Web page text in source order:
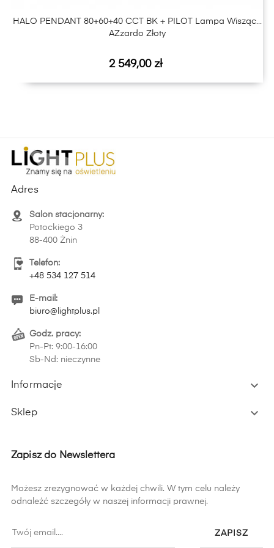
HALO PENDANT 80+60+40 CCT BK + PILOT Lampa Wisząca
AZzardo Złoty
Cena
2 549,00 zł
Adres
Salon stacjonarny:
Potockiego 3
88-400 Żnin
Telefon:
+48 534 127 514
E-mail:
biuro@lightplus.pl
Godz. pracy:
Pn-Pt: 9:00-16:00
Sb-Nd: nieczynne
Informacje 
Sklep 
Zapisz do Newslettera
Możesz zrezygnować w każdej chwili. W tym celu należy
odnaleźć szczegóły w naszej informacji prawnej.
ZAPISZ